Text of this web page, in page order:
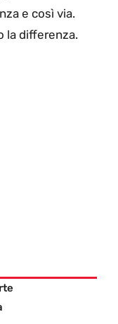
e così via.
la differenza.